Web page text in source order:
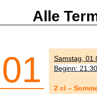
Alle
01
Samstag,
Beginn:
2 cl –